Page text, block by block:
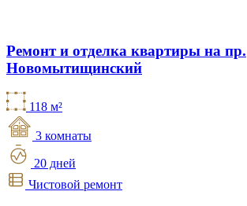
Ремонт и отделка квартиры на пр.
Новомытищинский
118 м²
3 комнаты
20 дней
Чистовой ремонт